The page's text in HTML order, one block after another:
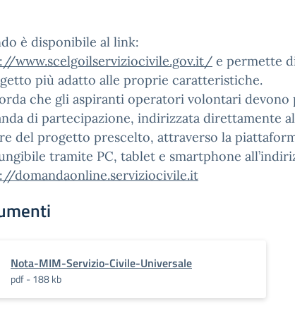
è disponibile al link:
www.scelgoilserviziocivile.gov.it/ e permette
più adatto alle proprie caratteristiche.
che gli aspiranti operatori volontari
di partecipazione, indirizzata direttamente
del progetto prescelto, attraverso la
tramite PC, tablet e smartphone
domandaonline.serviziocivile.it
Nota-MIM-Servizio-Civile-Universale
pdf - 188 kb